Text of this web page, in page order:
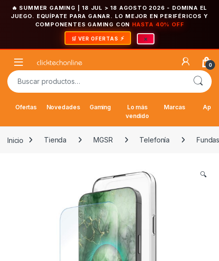
🔥 SUMMER GAMING | 18 JUL > 18 AGOSTO 2026 - DOMINA EL
JUEGO. EQUÍPATE PARA GANAR. LO MEJOR EN PERIFÉRICOS Y
COMPONENTES GAMING CON HASTA 40% OFF
🛒 VER OFERTAS ×
Open 0
Buscar por:
Ofertas Novedades Gaming
Lo más
vendido
Marcas
Inicio Tienda MGSR Telefonía
🔍